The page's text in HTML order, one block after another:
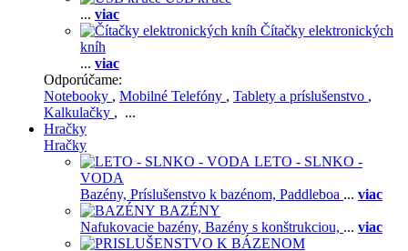
... viac
Čítačky elektronických
kníh
... viac
Odporúčame:
Notebooky , Mobilné Telefóny , Tablety a príslušenstvo ,
Kalkulačky , ...
Hračky
Hračky
LETO - SLNKO -
VODA
Bazény, Príslušenstvo k bazénom, Paddleboa ... viac
BAZÉNY
Nafukovacie bazény, Bazény s konštrukciou, ... viac